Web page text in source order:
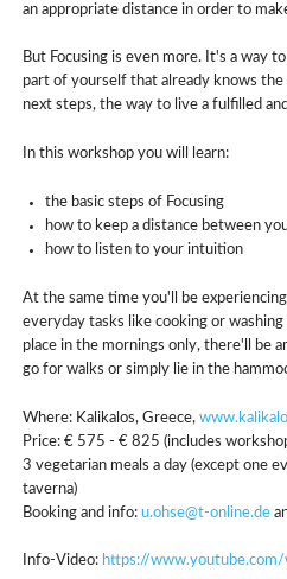
an appropriate distance in order to
But Focusing is even more. It's a way
part of yourself that already knows
next steps, the way to live a fulfilled
In this workshop you will learn:
the basic steps of Focusing
how to keep a distance between
how to listen to your intuition
At the same time you'll be
everyday tasks like cooking or
place in the mornings only, there'll be
go for walks or simply lie in the
Where: Kalikalos, Greece,
Price: € 575 - € 825 (includes
3 vegetarian meals a day (except one
taverna)
Booking and info: u.ohse@t-online.de
Info-Video: https://